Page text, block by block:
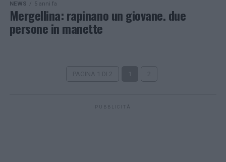
NEWS 5 anni fa
Mergellina: rapinano un giovane. due
persone in manette
PUBBLICITÀ